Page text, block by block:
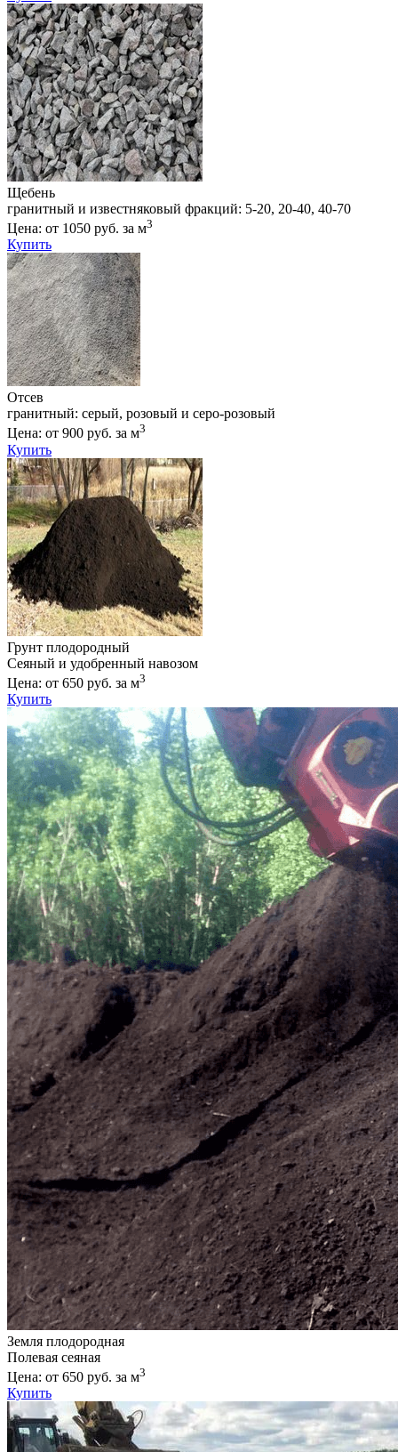
Щебень
гранитный и известняковый фракций: 5-20, 20-40, 40-70
Цена: от 1050 руб. за м3
Купить
Отсев
гранитный: серый, розовый и серо-розовый
Цена: от 900 руб. за м3
Купить
Грунт плодородный
Сеяный и удобренный навозом
Цена: от 650 руб. за м3
Купить
Земля плодородная
Полевая сеяная
Цена: от 650 руб. за м3
Купить